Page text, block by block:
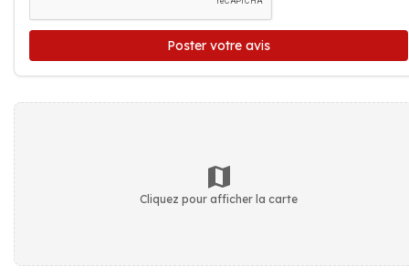
Poster votre avis
Cliquez pour afficher la carte